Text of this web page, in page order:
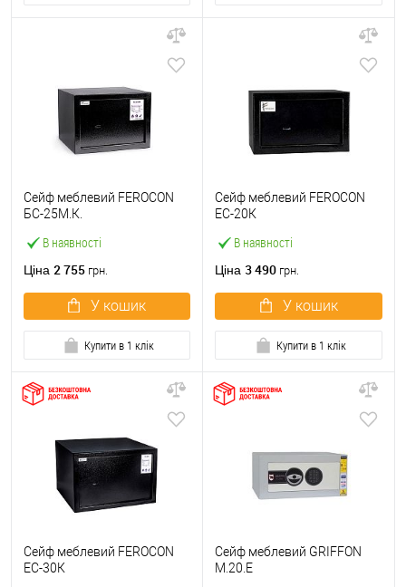
В наявності
Сейф меблевий FEROCON
БС-25М.К.
Ціна 2 755 грн.
У кошик
Купити в 1 клік
В наявності
Сейф меблевий FEROCON
ЕС-20К
Ціна 3 490 грн.
У кошик
Купити в 1 клік
Сейф меблевий FEROCON
ЕС-30К
Сейф меблевий GRIFFON
M.20.E